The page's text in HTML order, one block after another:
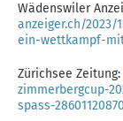
Wädenswiler
anzeiger.ch/
ein-wettkampf-
Zürichsee Zeitung:
zimmerbergcup-
spass-